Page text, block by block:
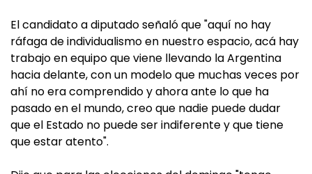
El candidato a diputado señaló que "aquí no hay
ráfaga de individualismo en nuestro espacio, acá hay
trabajo en equipo que viene llevando la Argentina
hacia delante, con un modelo que muchas veces por
ahí no era comprendido y ahora ante lo que ha
pasado en el mundo, creo que nadie puede dudar
que el Estado no puede ser indiferente y que tiene
que estar atento".